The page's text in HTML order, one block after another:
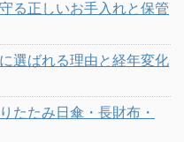
る正しいお手入れと保管
選ばれる理由と経年変化
たたみ日傘・長財布・